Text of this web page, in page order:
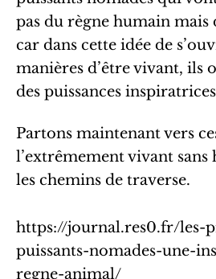
pas du règne humain mais
car dans cette idée de
manières d’être vivant, ils
des puissances
Partons maintenant vers
l’extrêmement vivant sans
les chemins de traverse.
https://journal.res0.fr/les-
puissants-nomades-une-
regne-animal/